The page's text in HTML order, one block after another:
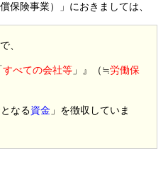
保険事業）」におきましては、
、
すべての会社等 」』（≒労働保
なる資金 」を徴収していま